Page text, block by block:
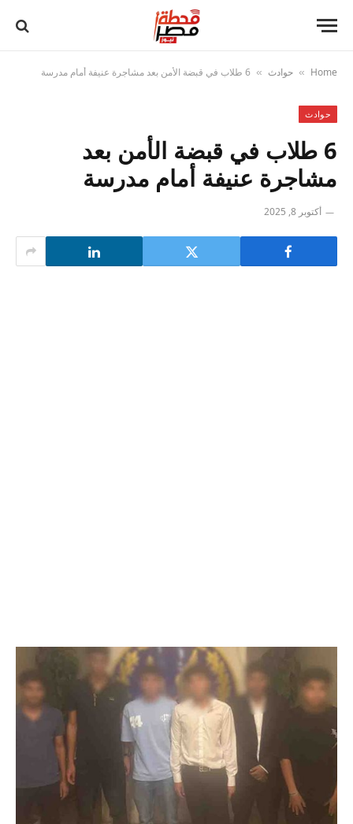
Home
» حوادث » 6 طلاب في قبضة الأمن بعد مشاجرة عنيفة أمام مدرسة
حوادث
6 طلاب في قبضة الأمن بعد
مشاجرة عنيفة أمام مدرسة
أكتوبر 8, 2025